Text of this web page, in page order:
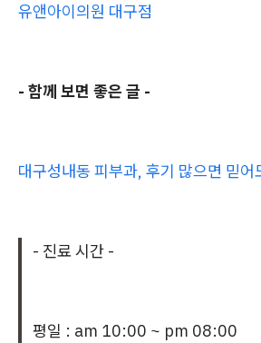
유앤아이의원 대구점
- 함께 보면 좋은 글 -
대구성내동 피부과, 후기 많으면 믿어
- 진료 시간 -
평일 : am 10:00 ~ pm 08:00